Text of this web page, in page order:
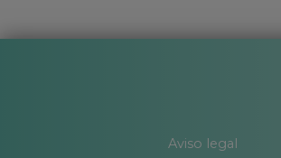
Aviso legal